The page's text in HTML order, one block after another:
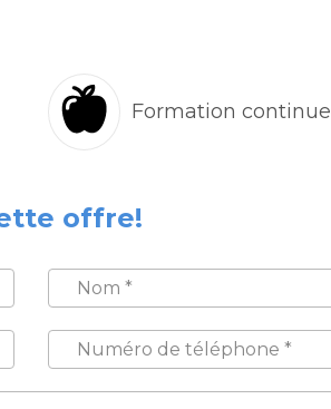
Formation continue
offre!
NOM
NUMÉRO
TÉLÉPHONE
*